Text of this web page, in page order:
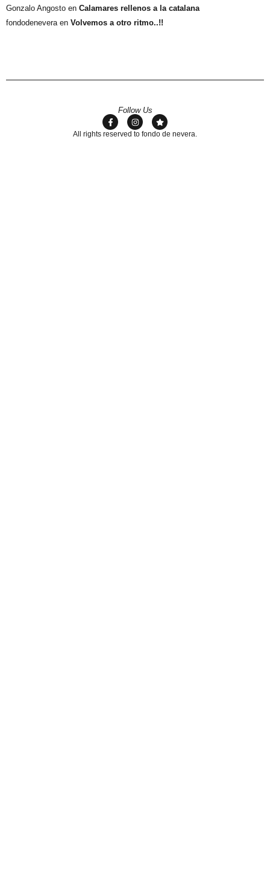
Gonzalo Angosto en Calamares rellenos a la catalana
fondodeneveraen Volvemos a otro ritmo..!!
Follow Us
All rights reserved to fondo de nevera.